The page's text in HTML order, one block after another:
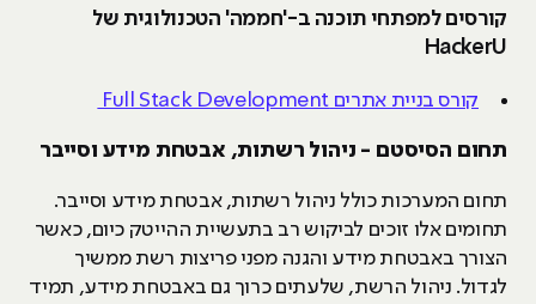
קורסים למפתחי תוכנה ב-'חממה' הטכנולוגית של
HackerU
קורס בניית אתרים Full Stack Development
תחום הסיסטם - ניהול רשתות, אבטחת מידע וסייבר
תחום המערכות כולל ניהול רשתות, אבטחת מידע וסייבר.
תחומים אלו זוכים לביקוש רב בתעשיית ההייטק כיום, כאשר
הצורך באבטחת מידע והגנה מפני פריצות רשת ממשיך
לגדול. ניהול הרשת, שלעתים כרוך גם באבטחת מידע, תמיד